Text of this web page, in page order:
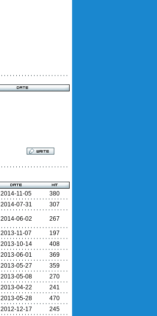
2014-11-05
380
2014-07-31 307
2014-06-02 267
2013-11-07
197
2013-10-14
408
2013-06-01
369
2013-05-27
359
2013-05-08
270
2013-04-22
241
2013-05-28
470
2012-12-17
245